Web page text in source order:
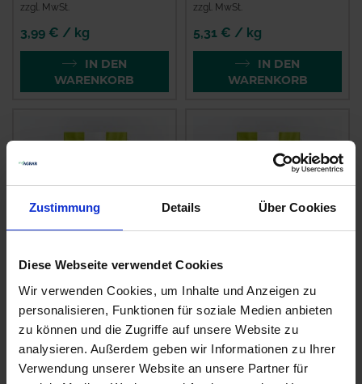
Zustimmung Details Über Cookies
Diese Webseite verwendet Cookies
Wir verwenden Cookies, um Inhalte und Anzeigen zu
personalisieren, Funktionen für soziale Medien anbieten
zu können und die Zugriffe auf unsere Website zu
analysieren. Außerdem geben wir Informationen zu Ihrer
Verwendung unserer Website an unsere Partner für
zzgl. MwSt.
3,99 € / kg
IN DEN
WARENKORB
zzgl. MwSt.
5,31 € / kg
IN DEN
WARENKORB
JUWEL® RSM 3.2.1
Sportrasen -
Regeneration
4,63 € / kg
JUWEL® RSM 2.3
Gebrauchsrasen -
Spielrasen
4,85 € / kg